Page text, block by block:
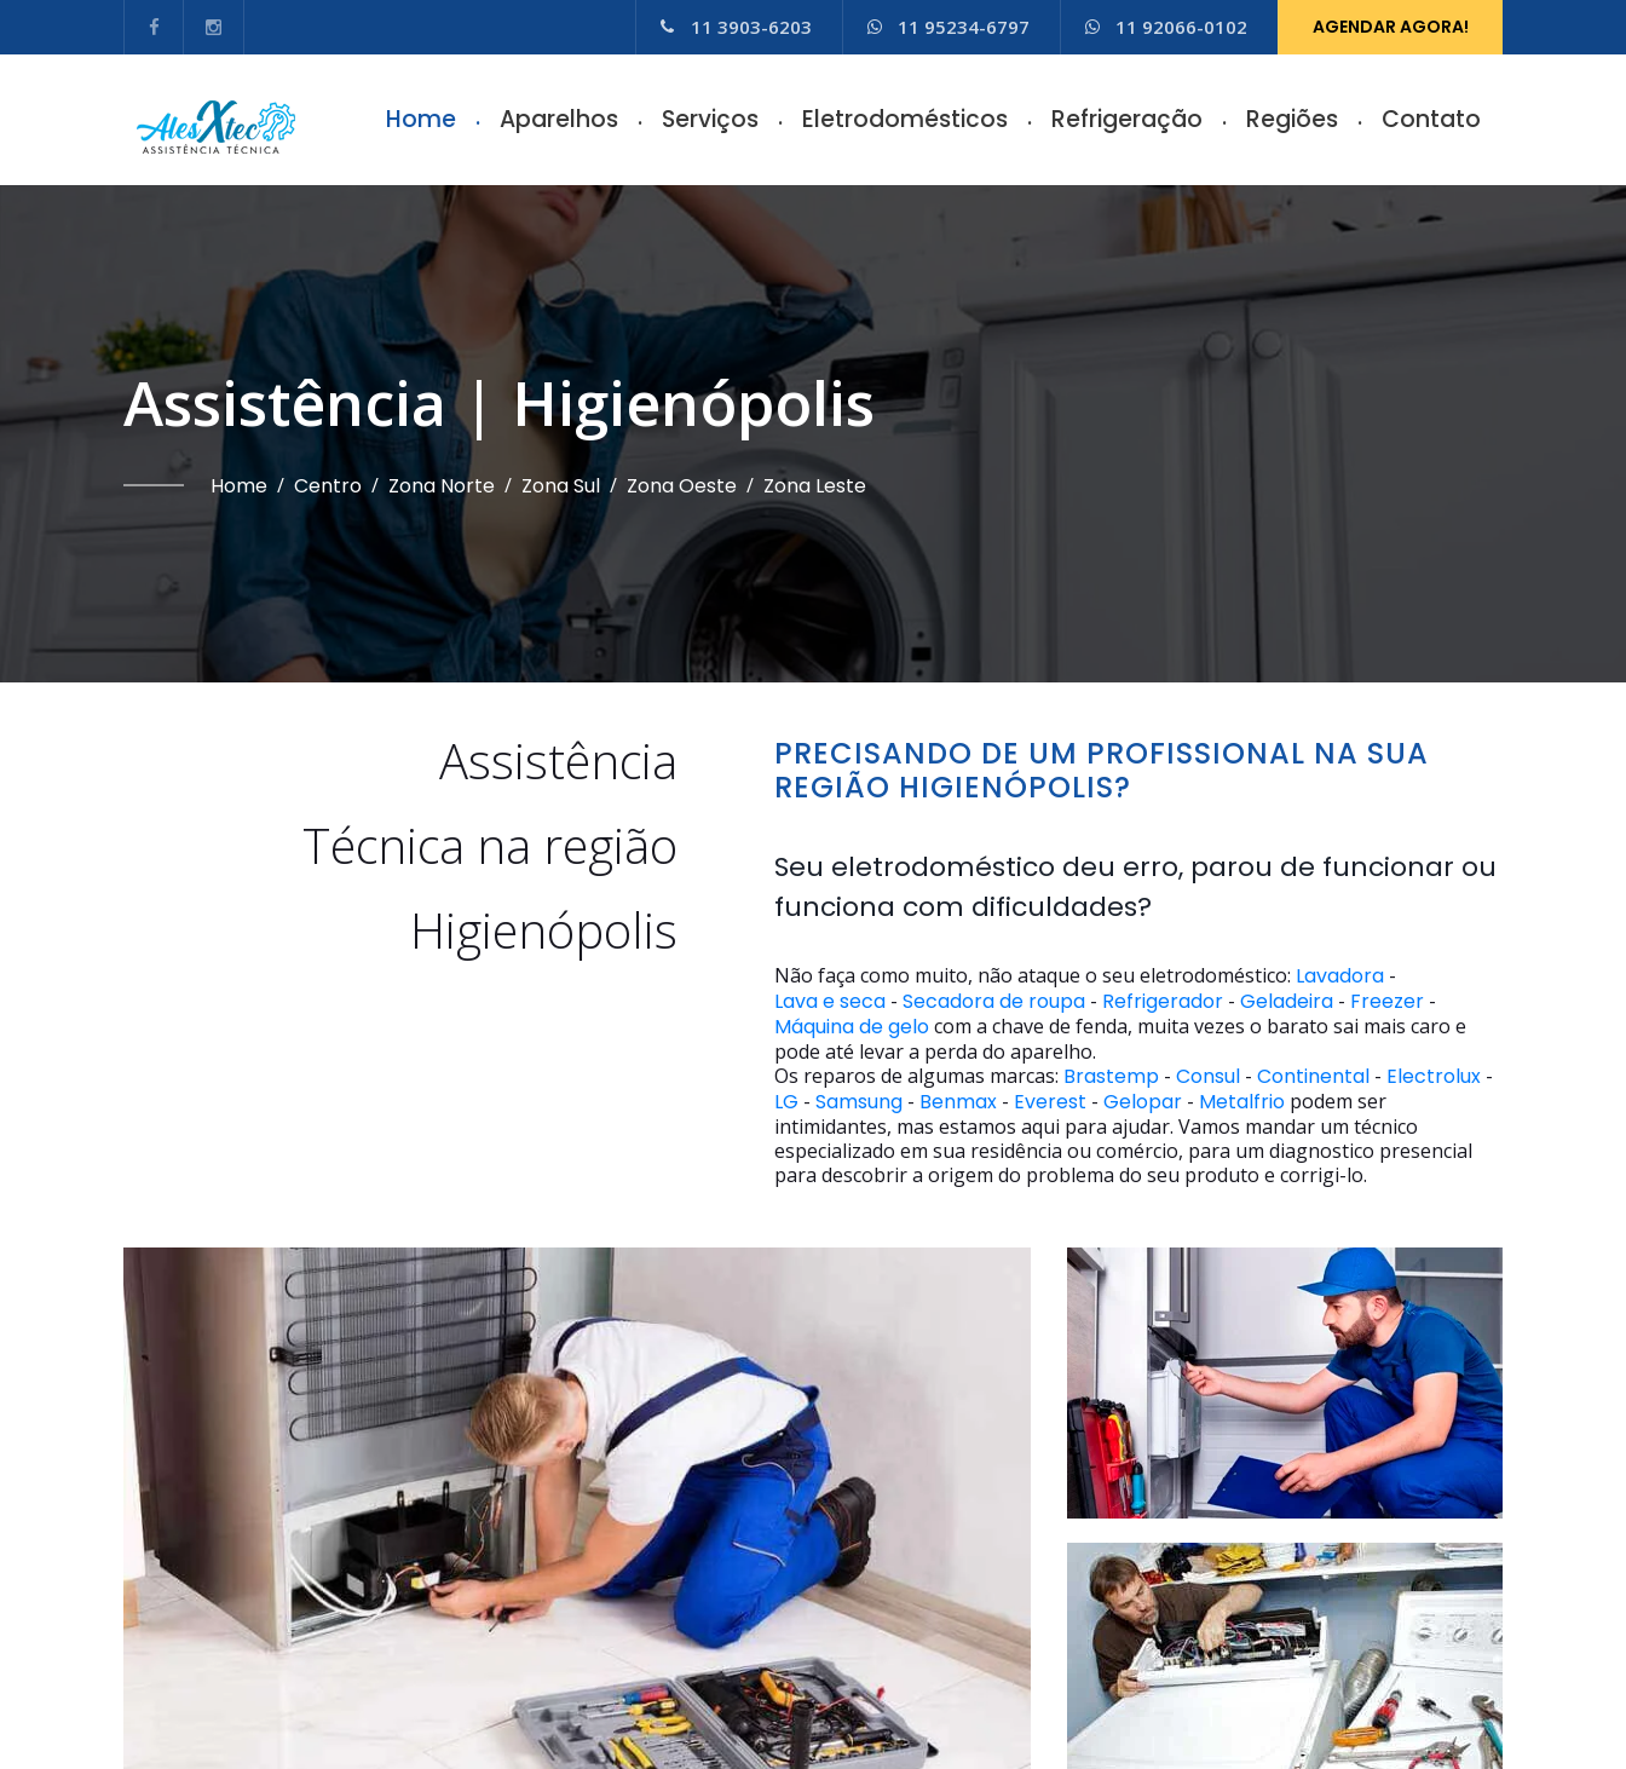
11 3903-6203 11 95234-6797 11 92066-0102 AGENDAR AGORA!
Home Aparelhos Serviços Eletrodomésticos Refrigeração Regiões Contato
Assistência | Higienópolis
Home / Centro / Zona Norte / Zona Sul / Zona Oeste / Zona Leste
Assistência
Técnica na região
Higienópolis
PRECISANDO DE UM PROFISSIONAL NA SUA
REGIÃO HIGIENÓPOLIS?
Seu eletrodoméstico deu erro, parou de funcionar ou
funciona com dificuldades?
Não faça como muito, não ataque o seu eletrodoméstico: Lavadora-
Lava e seca- Secadora de roupa- Refrigerador- Geladeira- Freezer-
Máquina de gelocom a chave de fenda, muita vezes o barato sai mais caro e
pode até levar a perda do aparelho.
Os reparos de algumas marcas: Brastemp- Consul- Continental- Electrolux-
LG - Samsung- Benmax- Everest - Gelopar- Metalfriopodem ser
intimidantes, mas estamos aqui para ajudar. Vamos mandar um técnico
especializado em sua residência ou comércio, para um diagnostico presencial
para descobrir a origem do problema do seu produto e corrigi-lo.